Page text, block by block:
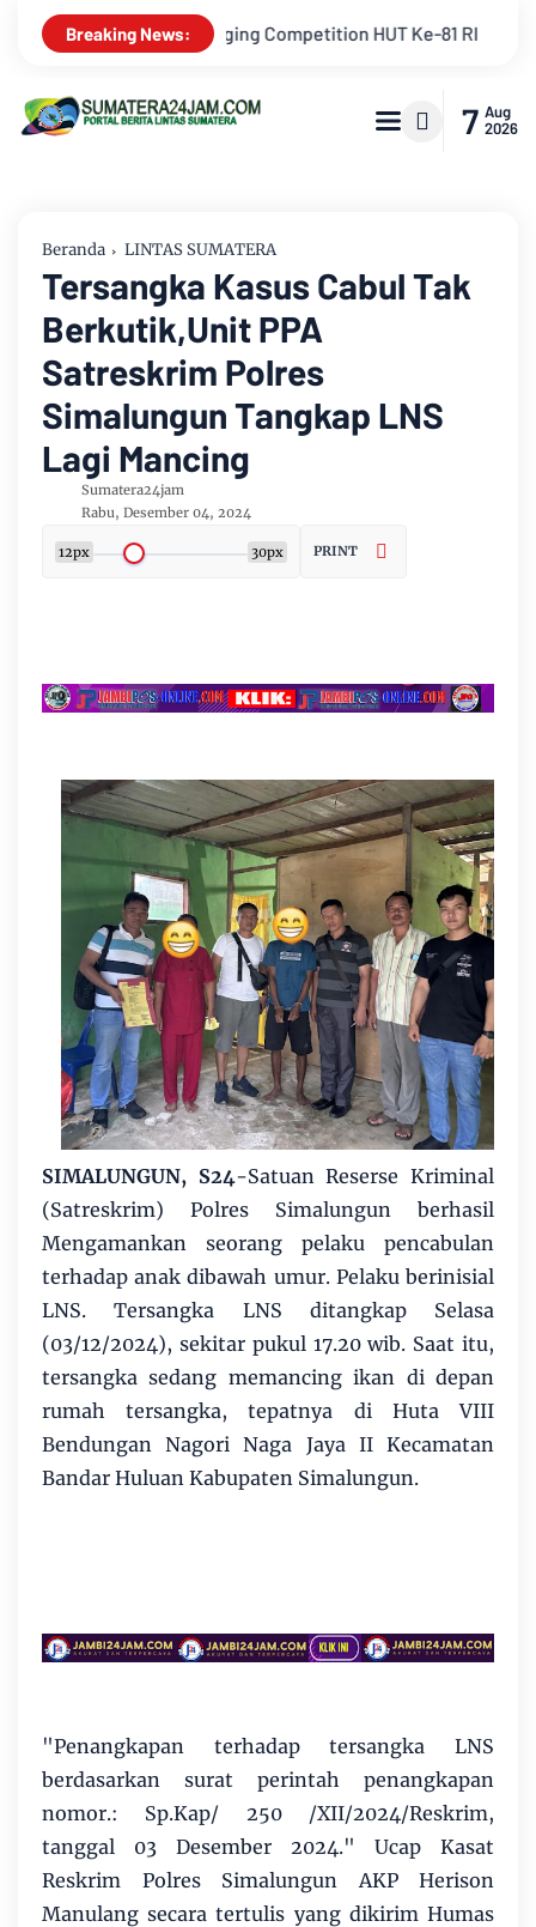
Breaking News:
Kejati Jambi Serahkan Dua Tersangka Korupsi
7 Aug
2026
Beranda LINTAS SUMATERA
Tersangka Kasus Cabul Tak
Berkutik,Unit PPA
Satreskrim Polres
Simalungun Tangkap LNS
Lagi Mancing
Sumatera24jam
Rabu, Desember 04, 2024
12px 30px PRINT
SIMALUNGUN, S24-Satuan Reserse Kriminal
(Satreskrim) Polres Simalungun berhasil
Mengamankan seorang pelaku pencabulan
terhadap anak dibawah umur. Pelaku berinisial
LNS. Tersangka LNS ditangkap Selasa
(03/12/2024), sekitar pukul 17.20 wib. Saat itu,
tersangka sedang memancing ikan di depan
rumah tersangka, tepatnya di Huta VIII
Bendungan Nagori Naga Jaya II Kecamatan
Bandar Huluan Kabupaten Simalungun.
"Penangkapan terhadap tersangka LNS
berdasarkan surat perintah penangkapan
nomor.: Sp.Kap/ 250 /XII/2024/Reskrim,
tanggal 03 Desember 2024." Ucap Kasat
Reskrim Polres Simalungun AKP Herison
Manulang secara tertulis yang dikirim Humas